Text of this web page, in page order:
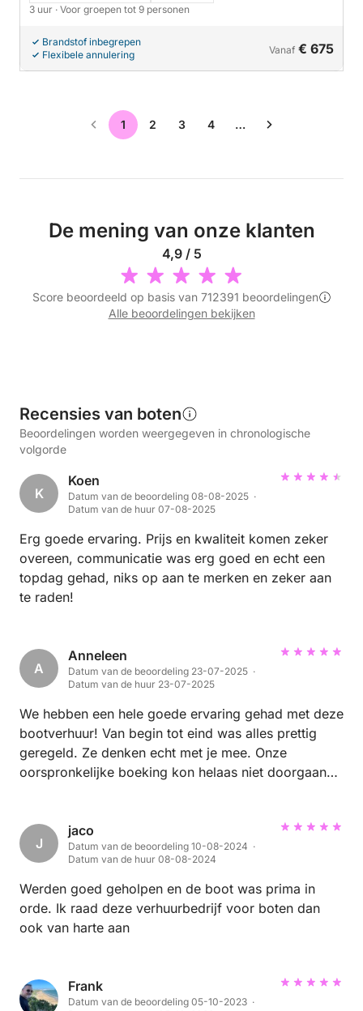
3 uur · Voor groepen tot 9 personen
Brandstof inbegrepen
Flexibele annulering
Vanaf € 675
1 2 3 4 …
De mening van onze klanten
4,9 / 5
Score beoordeeld op basis van 712391 beoordelingen
Alle beoordelingen bekijken
Recensies van boten
Beoordelingen worden weergegeven in chronologische
volgorde
K
Koen
Datum van de beoordeling 08-08-2025 ·
Datum van de huur 07-08-2025
Erg goede ervaring. Prijs en kwaliteit komen zeker
overeen, communicatie was erg goed en echt een
topdag gehad, niks op aan te merken en zeker aan
te raden!
A
Anneleen
Datum van de beoordeling 23-07-2025 ·
Datum van de huur 23-07-2025
We hebben een hele goede ervaring gehad met deze
bootverhuur! Van begin tot eind was alles prettig
geregeld. Ze denken echt met je mee. Onze
oorspronkelijke boeking kon helaas niet doorgaan
naar de volgende dag konden verschuiven, was dat
geen enkel probleem. De communicatie verliep heel
heldere uitleg over alles. Uiteindelijk zijn we door
persoonlijke omstandigheden een paar uur eerder
teruggekomen dan afgesproken, maar ook dat was
J
jaco
Datum van de beoordeling 10-08-2024 ·
Datum van de huur 08-08-2024
Werden goed geholpen en de boot was prima in
orde. Ik raad deze verhuurbedrijf voor boten dan
ook van harte aan
Frank
Datum van de beoordeling 05-10-2023 ·